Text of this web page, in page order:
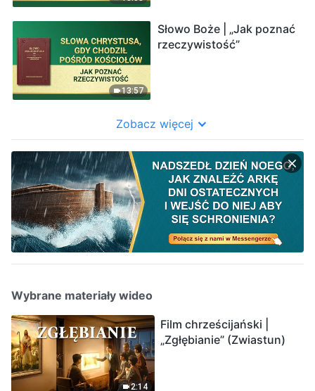
13:57
Słowo Boże | „Jak poznać
rzeczywistość”
Zobacz więcej
Wybrane materiały wideo
2:14
Film chrześcijański |
„Zgłębianie” (Zwiastun)